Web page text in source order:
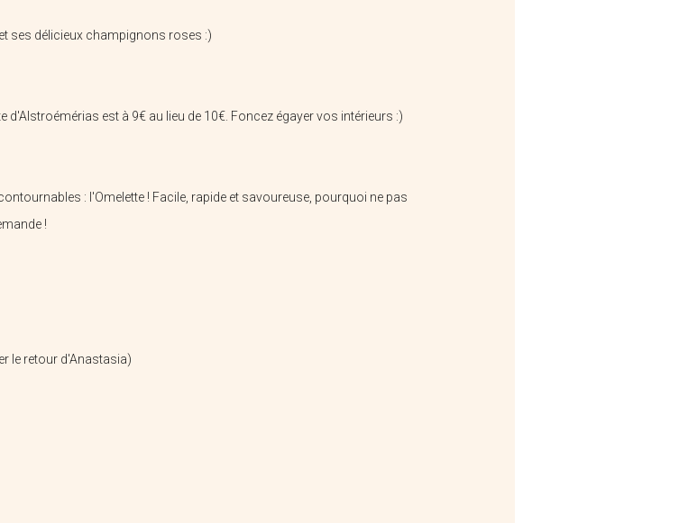
ses délicieux champignons roses :)
d'Alstroémérias est à 9€ au lieu de 10€. Foncez égayer vos intérieurs :)
: l'Omelette ! Facile, rapide et savoureuse, pourquoi ne pas
!
le retour d'Anastasia)